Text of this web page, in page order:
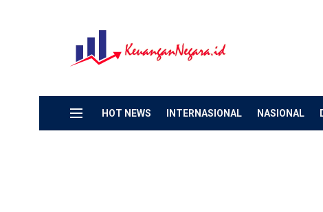
HOT NEWS INTERNASIONAL NASIONAL